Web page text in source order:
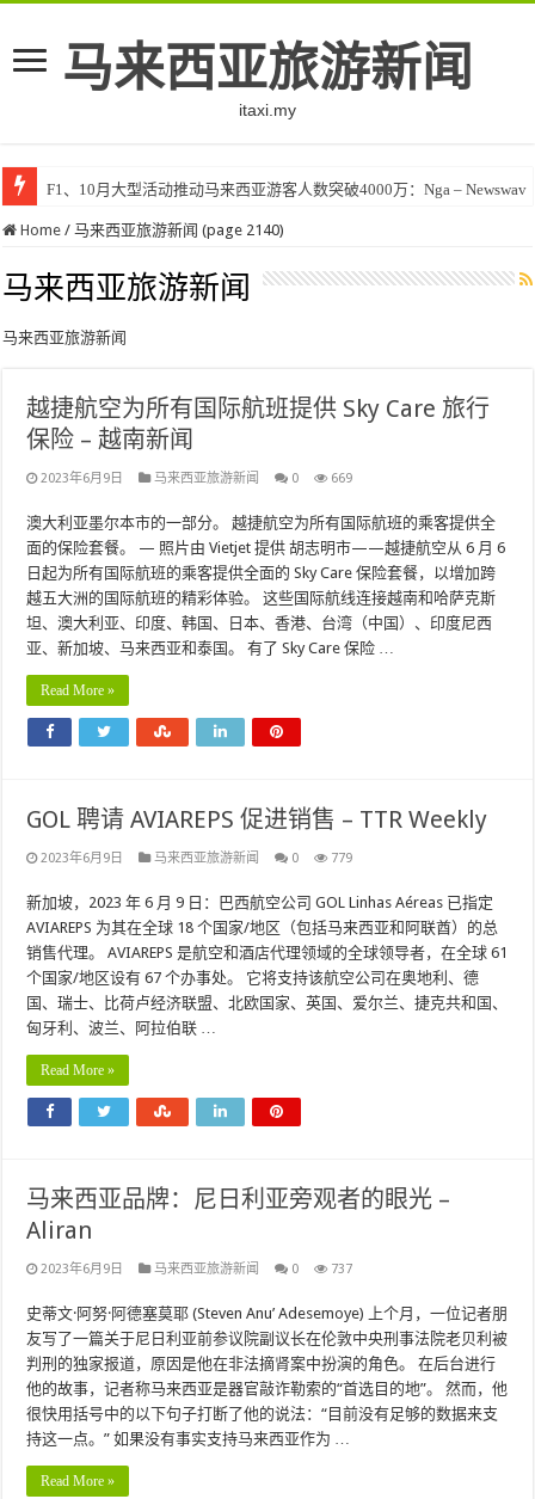
马来西亚旅游新闻
itaxi.my
F1、10月大型活动推动马来西亚游客人数突破4000万：Nga – Newswav
Home / 马来西亚旅游新闻 (page 2140)
马来西亚旅游新闻
马来西亚旅游新闻
越捷航空为所有国际航班提供 Sky Care 旅行
保险 – 越南新闻
2023年6月9日 马来西亚旅游新闻 0 669
澳大利亚墨尔本市的一部分。 越捷航空为所有国际航班的乘客提供全
面的保险套餐。 — 照片由 Vietjet 提供 胡志明市——越捷航空从 6 月 6
日起为所有国际航班的乘客提供全面的 Sky Care 保险套餐，以增加跨
越五大洲的国际航班的精彩体验。 这些国际航线连接越南和哈萨克斯
坦、澳大利亚、印度、韩国、日本、香港、台湾（中国）、印度尼西
亚、新加坡、马来西亚和泰国。 有了 Sky Care 保险 …
Read More »
GOL 聘请 AVIAREPS 促进销售 – TTR Weekly
2023年6月9日 马来西亚旅游新闻 0 779
新加坡，2023 年 6 月 9 日：巴西航空公司 GOL Linhas Aéreas 已指定
AVIAREPS 为其在全球 18 个国家/地区（包括马来西亚和阿联酋）的总
销售代理。 AVIAREPS 是航空和酒店代理领域的全球领导者，在全球 61
个国家/地区设有 67 个办事处。 它将支持该航空公司在奥地利、德
国、瑞士、比荷卢经济联盟、北欧国家、英国、爱尔兰、捷克共和国、
匈牙利、波兰、阿拉伯联 …
Read More »
马来西亚品牌：尼日利亚旁观者的眼光 –
Aliran
2023年6月9日 马来西亚旅游新闻 0 737
史蒂文·阿努·阿德塞莫耶 (Steven Anu’ Adesemoye) 上个月，一位记者朋
友写了一篇关于尼日利亚前参议院副议长在伦敦中央刑事法院老贝利被
判刑的独家报道，原因是他在非法摘肾案中扮演的角色。 在后台进行
他的故事，记者称马来西亚是器官敲诈勒索的“首选目的地”。 然而，他
很快用括号中的以下句子打断了他的说法：“目前没有足够的数据来支
持这一点。” 如果没有事实支持马来西亚作为 …
Read More »